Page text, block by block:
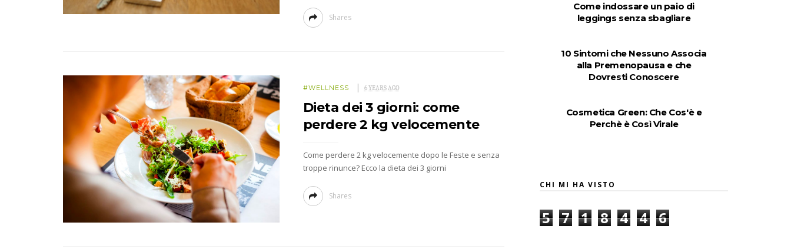
Shares
#WELLNESS 6 YEARS AGO
Dieta dei 3 giorni: come
perdere 2 kg velocemente
Come perdere 2 kg velocemente dopo le Feste e senza
troppe rinunce? Ecco la dieta dei 3 giorni
Shares
Come indossare un paio di
leggings senza sbagliare
10 Sintomi che Nessuno Associa
alla Premenopausa e che
Dovresti Conoscere
Cosmetica Green: Che Cos'è e
Perchè è Così Virale
CHI MI HA VISTO
5 7 1 8 4 4 6